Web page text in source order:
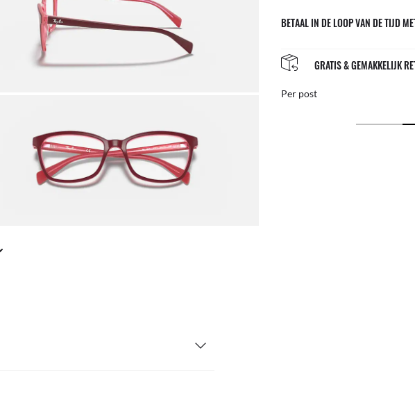
BETAAL IN DE LOOP VAN DE TIJD
NAZORG IN DE WINKEL GRATIS & GEMAKKELIJK
Per post